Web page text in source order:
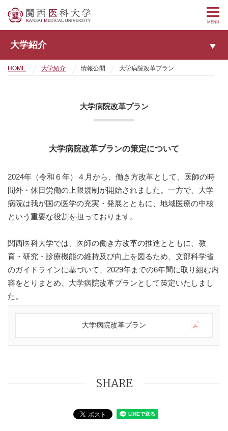
MENU
大学紹介
HOME 大学紹介 情報公開 大学病院改革プラン
大学病院改革プラン
大学病院改革プランの策定について
2024年（令和６年）４月から、働き方改革として、医師の時
間外・休日労働の上限規制が開始されました。一方で、大学
病院は我が国の医学の充実・発展とともに、地域医療の中核
という重要な役割を担っております。
関西医科大学では、医師の働き方改革の推進とともに、教
育・研究・診療機能の維持及び向上を図るため、文部科学省
のガイドラインに基づいて、2029年までの6年間に取り組む内
容をとりまとめ、大学病院改革プランとして策定いたしまし
た。
大学病院改革プラン
SHARE